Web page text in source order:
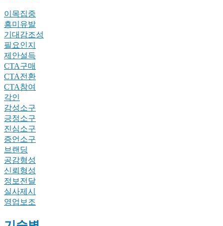
이목집중
흥미유발
기대감조성
필요인지
제안설득
CTA구매
CTA전환
CTA참여
각인
감성소구
긍정소구
진심소구
증언소구
브랜딩
공감형성
신뢰형성
정보전달
실사제시
영업보조